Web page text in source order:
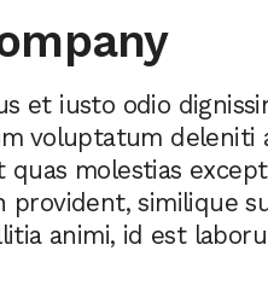
et iusto odio
voluptatum deleniti
molestias
provident, similique
animi, id est